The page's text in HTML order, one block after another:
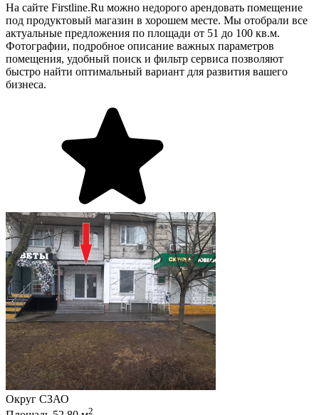
На сайте Firstline.Ru можно недорого арендовать помещение
под продуктовый магазин в хорошем месте. Мы отобрали все
актуальные предложения по площади от 51 до 100 кв.м.
Фотографии, подробное описание важных параметров
помещения, удобный поиск и фильтр сервиса позволяют
быстро найти оптимальный вариант для развития вашего
бизнеса.
Округ СЗАО
2